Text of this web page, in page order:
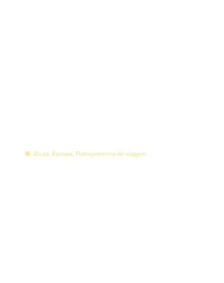
Dicas, Europa, Planejamento de viagem